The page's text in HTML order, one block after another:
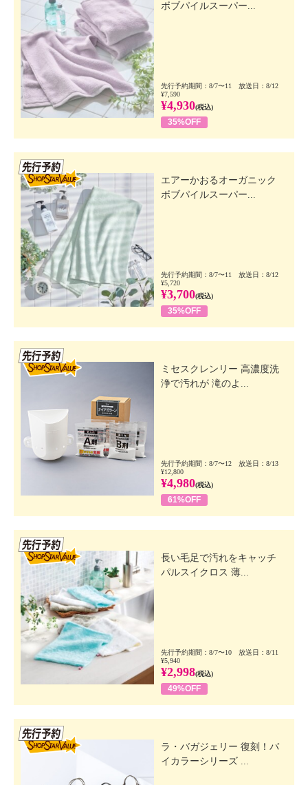
ボブパイルスーパー...
先行予約期間：8/7〜11 放送日：8/12
¥7,590
¥4,930(税込)
35%OFF
エアーかおるオーガニック
ボブパイルスーパー...
先行予約期間：8/7〜11 放送日：8/12
¥5,720
¥3,700(税込)
35%OFF
ミセスクレンリー 高濃度洗
浄で汚れが 滝のよ...
先行予約期間：8/7〜12 放送日：8/13
¥12,800
¥4,980(税込)
61%OFF
長い毛足で汚れをキャッチ
パルスイクロス 薄...
先行予約期間：8/7〜10 放送日：8/11
¥5,940
¥2,998(税込)
49%OFF
ラ・バガジェリー 復刻！バ
イカラーシリーズ ...